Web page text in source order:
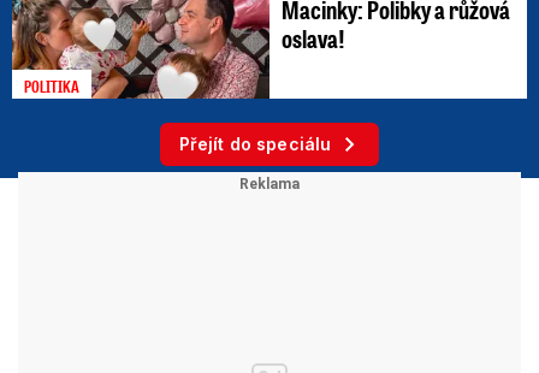
POLITIKA
Macinky: Polibky a růžová
oslava!
Přejít do speciálu